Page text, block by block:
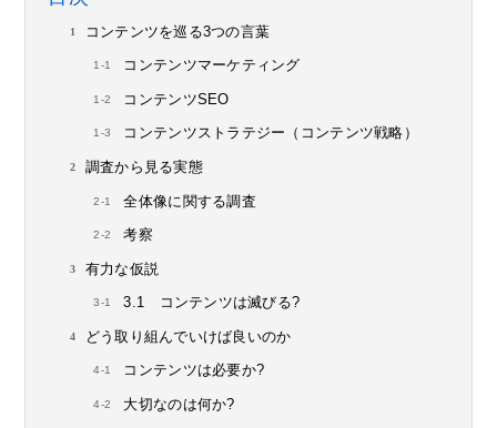
コンテンツを巡る3つの言葉
コンテンツマーケティング
コンテンツSEO
コンテンツストラテジー（コンテンツ戦略）
調査から見る実態
全体像に関する調査
考察
有力な仮説
3.1 コンテンツは滅びる?
どう取り組んでいけば良いのか
コンテンツは必要か?
大切なのは何か?